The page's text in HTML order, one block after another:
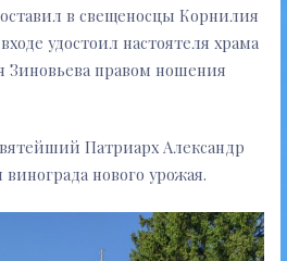
в свещеносцы Корнилия
удостоил настоятеля храма
Зиновьева правом ношения
Патриарх Александр
нового урожая.